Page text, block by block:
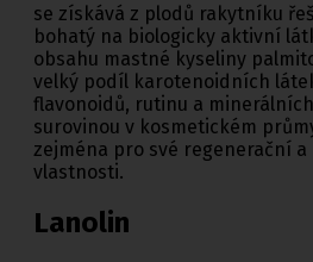
se získává z plodů rakytníku
bohatý na biologicky aktivní
obsahu mastné kyseliny
velký podíl karotenoidních
flavonoidů, rutinu a
surovinou v kosmetickém
zejména pro své regenerační
vlastnosti.
Lanolin